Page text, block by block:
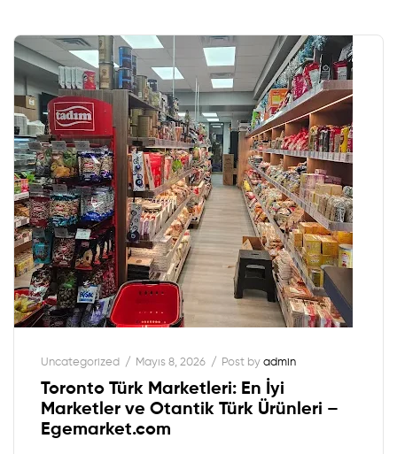
Uncategorized Mayıs 8, 2026 Post by admin
Toronto Türk Marketleri: En İyi
Marketler ve Otantik Türk Ürünleri –
Egemarket.com